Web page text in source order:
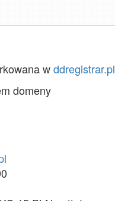
wddregistrar.pl
domeny